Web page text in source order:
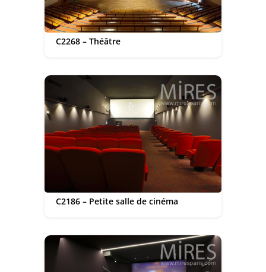
C2268 – Théâtre
C2186 – Petite salle de cinéma